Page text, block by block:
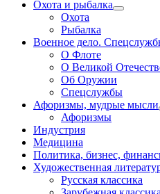
Охота и рыбалка
Охота
Рыбалка
Военное дело.
О Флоте
О Великой
Об Оружии
Спецслужбы
Афоризмы, мудрые мысли
Афоризмы
Индустрия
Медицина
Политика, бизнес,
Художественная
Русская классика